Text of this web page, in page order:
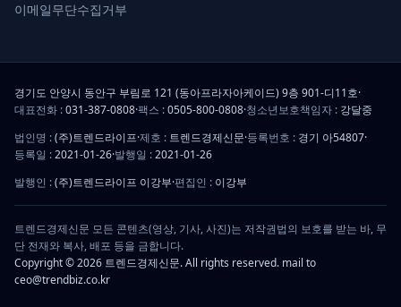
이메일무단수집거부
경기도 안양시 동안구 부림로 121 (동아프라자아케이드) 9층 901-디11호·
대표전화 :031-387-0808·팩스 :0505-800-0808·청소년보호책임자 : 강달중
법인명 :(주)트렌드라이프·제호 : 트렌드경제신문·등록번호 : 경기 아54807·
등록일 :2021-01-26·발행일 :2021-01-26
발행인 :(주)트렌드라이프 이강부·편집인 : 이강부
트렌드경제신문 모든 콘텐츠(영상, 기사, 사진)는 저작권법의 보호를 받는 바, 무
단 전재와 복사, 배포 등을 금합니다.
Copyright © 2026 트렌드경제신문. All rights reserved. mail to
ceo@trendbiz.co.kr